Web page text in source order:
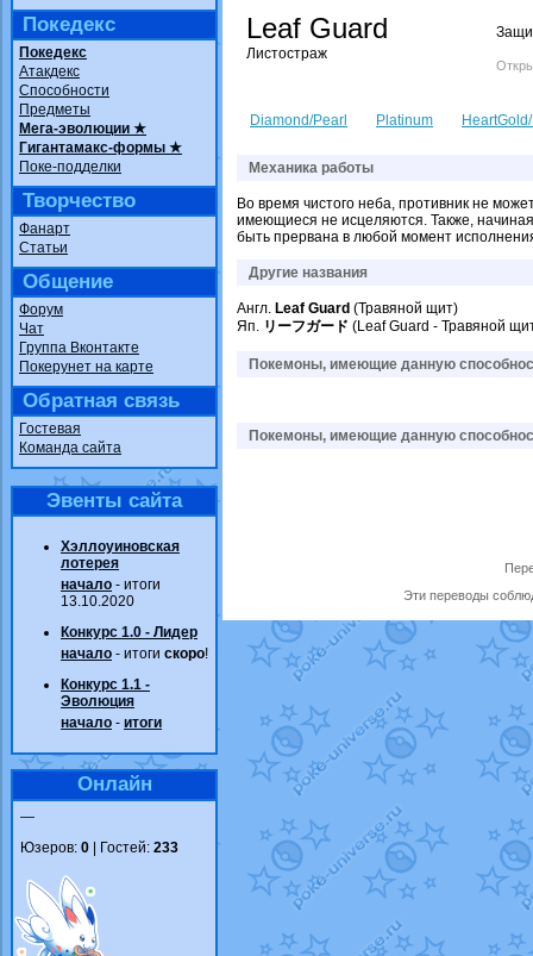
Покедекс
Покедекс
Атакдекс
Способности
Предметы
Мега-эволюции ★
Гигантамакс-формы ★
Поке-подделки
Творчество
Фанарт
Статьи
Общение
Форум
Чат
Группа Вконтакте
Покерунет на карте
Обратная связь
Гостевая
Команда сайта
Эвенты сайта
Хэллоуиновская
лотерея
начало - итоги
13.10.2020
Конкурс 1.0 - Лидер
начало - итоги скоро!
Конкурс 1.1 -
Эволюция
начало - итоги
Онлайн
—
Юзеров: 0 | Гостей: 233
Leaf Guard
Листостраж
Diamond/Pearl Platinum
Механика работы
Во время чистого неба, противник не
имеющиеся не исцеляются. Также,
быть прервана в любой момент
Другие названия
Англ. Leaf Guard (Травяной щит)
Яп. リーフガード (Leaf Guard - Травяной
Покемоны, имеющие данную
Покемоны, имеющие данную
Эти переводы